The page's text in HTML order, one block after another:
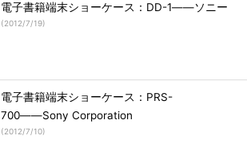
電子書籍端末ショーケース：DD-1――ソニー
(2012/7/19)
電子書籍端末ショーケース：PRS-
700――Sony Corporation
(2012/7/10)